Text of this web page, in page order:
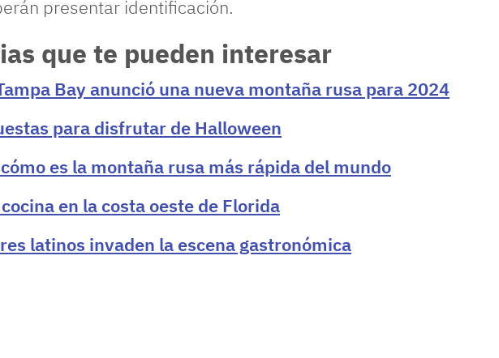
presentar identificación.
que te pueden interesar
Bay anunció una nueva montaña rusa para 2024
para disfrutar de Halloween
es la montaña rusa más rápida del mundo
en la costa oeste de Florida
latinos invaden la escena gastronómica